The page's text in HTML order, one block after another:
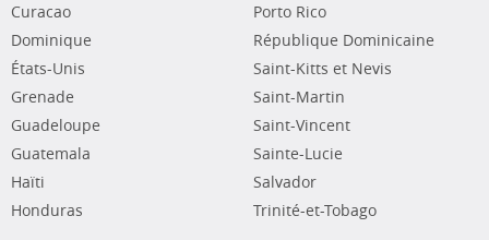
Curacao
Dominique
États-Unis
Grenade
Guadeloupe
Guatemala
Haïti
Honduras
Porto Rico
République Dominicaine
Saint-Kitts et Nevis
Saint-Martin
Saint-Vincent
Sainte-Lucie
Salvador
Trinité-et-Tobago